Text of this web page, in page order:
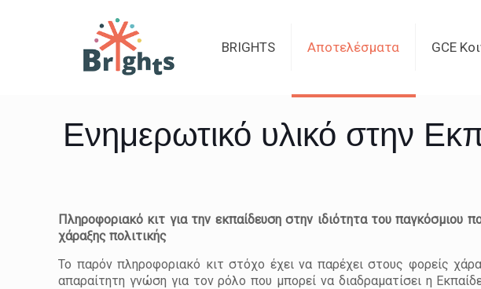
BRIGHTS Αποτελέσματα GCE
Ενημερωτικό υλικό στην
Πληροφοριακό κιτ για την εκπαίδευση στην ιδιότητα του παγκόσμιου
χάραξης πολιτικής
Το παρόν πληροφοριακό κιτ στόχο έχει να παρέχει στους φορείς
απαραίτητη γνώση για τον ρόλο που μπορεί να διαδραματίσει η